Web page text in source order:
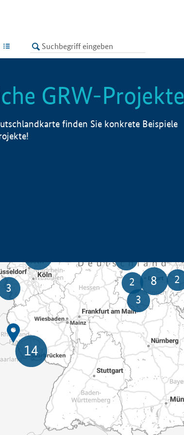
LISTE
GRW-Projekte
finden Sie konkrete Beispiele